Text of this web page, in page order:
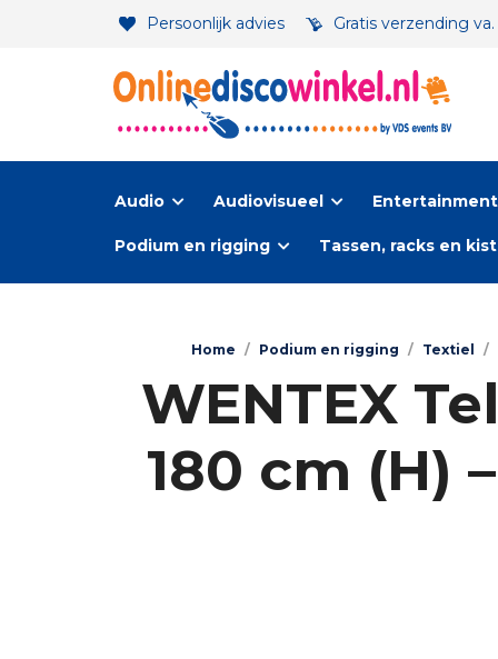
Persoonlijk advies Gratis verzending
Audio Audiovisueel
Podium en rigging Tassen, racks en
Home / Podium en rigging / Textiel /
WENTEX
180 cm (H)